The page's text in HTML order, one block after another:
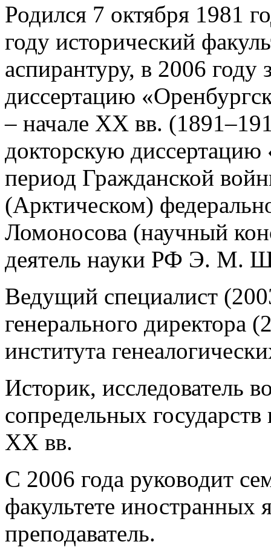
Родился 7 октября 1981
году исторический
аспирантуру, в 2006
диссертацию
– начале XX вв.
докторскую
период Гражданской
(Арктическом)
Ломоносова (научный
деятель науки РФ Э. М.
Ведущий специалист
генерального директора
института
Историк, исследователь
сопредельных
ХХ вв.
С 2006 года руководит
факультете
преподаватель.